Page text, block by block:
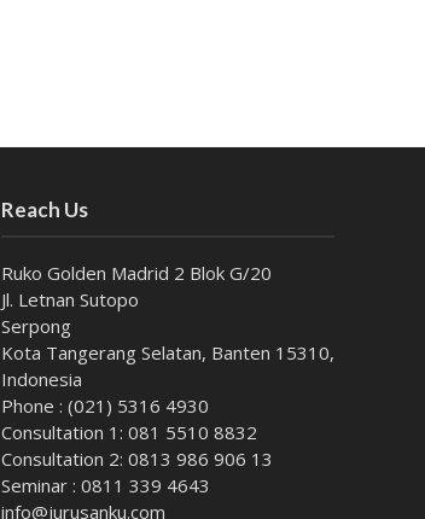
Reach Us
Ruko Golden Madrid 2 Blok G/20
Jl. Letnan Sutopo
Serpong
Kota Tangerang Selatan, Banten 15310,
Indonesia
Phone : (021) 5316 4930
Consultation 1: 081 5510 8832
Consultation 2: 0813 986 906 13
Seminar : 0811 339 4643
info@jurusanku.com